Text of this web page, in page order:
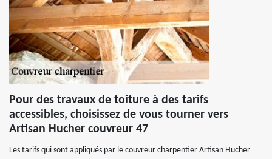
Pour des travaux de toiture à des tarifs
accessibles, choisissez de vous tourner vers
Artisan Hucher couvreur 47
Les tarifs qui sont appliqués par le couvreur charpentier Artisan Hucher